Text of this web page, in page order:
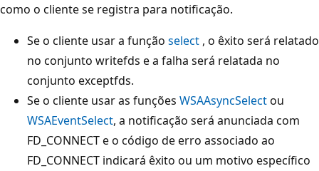
como o cliente se registra para notificação.
Se o cliente usar a função select , o êxito será relatado
no conjunto writefds e a falha será relatada no
conjunto exceptfds.
Se o cliente usar as funções WSAAsyncSelectou
WSAEventSelect, a notificação será anunciada com
FD_CONNECT e o código de erro associado ao
FD_CONNECT indicará êxito ou um motivo específico